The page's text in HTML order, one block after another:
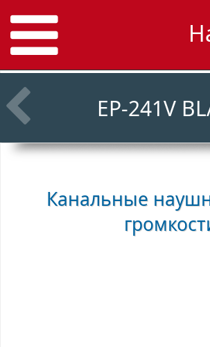
EP-241V
Канальные